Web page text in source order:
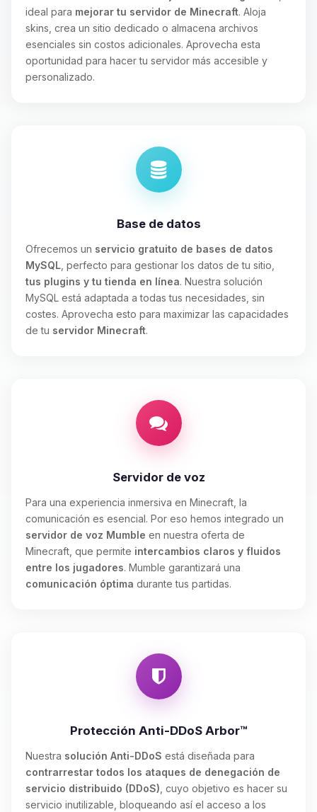
ideal para mejorar tu servidor de Minecraft. Aloja
skins, crea un sitio dedicado o almacena archivos
esenciales sin costos adicionales. Aprovecha esta
oportunidad para hacer tu servidor más accesible y
personalizado.
Base de datos
Ofrecemos un servicio gratuito de bases de datos
MySQL , perfecto para gestionar los datos de tu sitio,
tus plugins y tu tienda en línea. Nuestra solución
MySQL está adaptada a todas tus necesidades, sin
costes. Aprovecha esto para maximizar las capacidades
de tu servidor Minecraft.
Servidor de voz
Para una experiencia inmersiva en Minecraft, la
comunicación es esencial. Por eso hemos integrado un
servidor de voz Mumble en nuestra oferta de
Minecraft, que permite intercambios claros y fluidos
entre los jugadores. Mumble garantizará una
comunicación óptima durante tus partidas.
Protección Anti-DDoS Arbor™
Nuestra solución Anti-DDoS está diseñada para
contrarrestar todos los ataques de denegación de
servicio distribuido (DDoS) , cuyo objetivo es hacer su
servicio inutilizable, bloqueando así el acceso a los